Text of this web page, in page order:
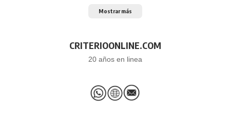
Mostrar más
CRITERIOONLINE.COM
20 años en linea